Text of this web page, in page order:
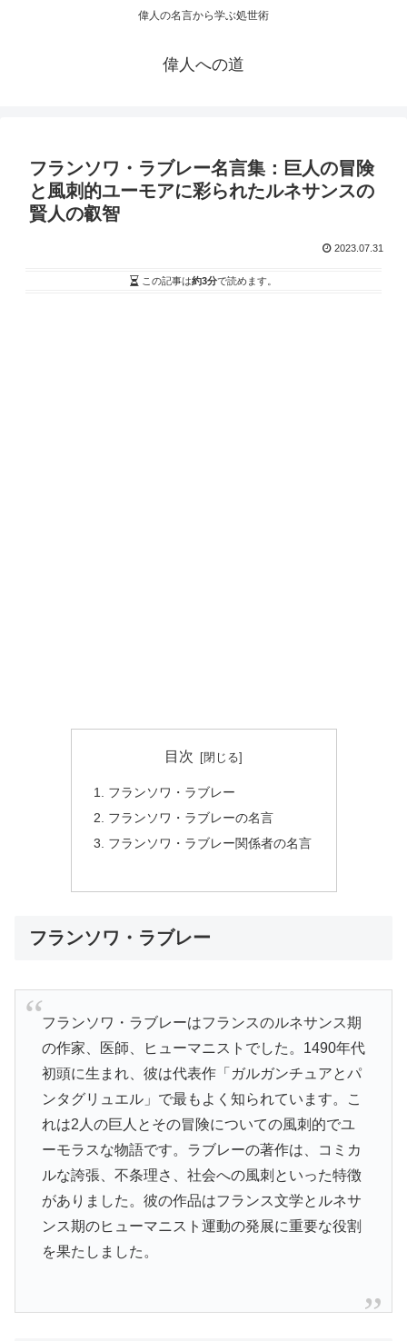
偉人の名言から学ぶ処世術
偉人への道
フランソワ・ラブレー名言集：巨人の冒険
と風刺的ユーモアに彩られたルネサンスの
賢人の叡智
2023.07.31
この記事は約3分で読めます。
目次
フランソワ・ラブレー
フランソワ・ラブレーの名言
フランソワ・ラブレー関係者の名言
フランソワ・ラブレー
フランソワ・ラブレーはフランスのルネサンス期
の作家、医師、ヒューマニストでした。1490年代
初頭に生まれ、彼は代表作「ガルガンチュアとパ
ンタグリュエル」で最もよく知られています。こ
れは2人の巨人とその冒険についての風刺的でユ
ーモラスな物語です。ラブレーの著作は、コミカ
ルな誇張、不条理さ、社会への風刺といった特徴
がありました。彼の作品はフランス文学とルネサ
ンス期のヒューマニスト運動の発展に重要な役割
を果たしました。